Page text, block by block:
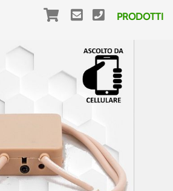
PRODOTTI